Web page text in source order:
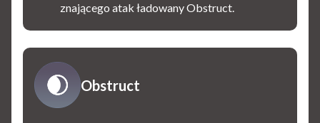
znającego atak ładowany Obstruct.
Obstruct